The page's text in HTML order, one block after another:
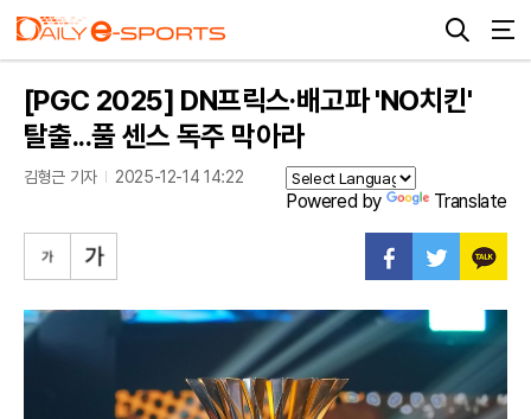
[PGC 2025] DN프릭스·배고파 'NO치킨'
탈출...풀 센스 독주 막아라
김형근 기자 2025-12-14 14:22
Powered by Translate